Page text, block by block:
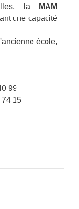
la
MAM
une capacité
école,
99
74 15